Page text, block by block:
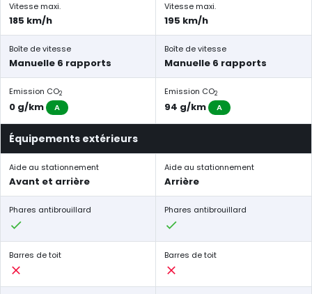
Vitesse maxi.
185 km/h
Vitesse maxi.
195 km/h
Boîte de vitesse
Manuelle 6 rapports
Boîte de vitesse
Manuelle 6 rapports
Emission CO2
0 g/km A
Emission CO2
94 g/km A
Équipements extérieurs
Aide au stationnement
Avant et arrière
Aide au stationnement
Arrière
Phares antibrouillard Phares antibrouillard
Barres de toit Barres de toit